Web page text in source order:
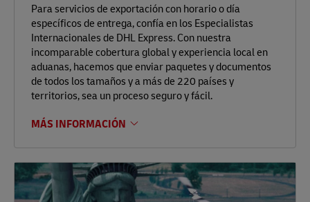
Para servicios de exportación con horario o día
específicos de entrega, confía en los Especialistas
Internacionales de DHL Express. Con nuestra
incomparable cobertura global y experiencia local en
aduanas, hacemos que enviar paquetes y documentos
de todos los tamaños y a más de 220 países y
territorios, sea un proceso seguro y fácil.
MÁS INFORMACIÓN